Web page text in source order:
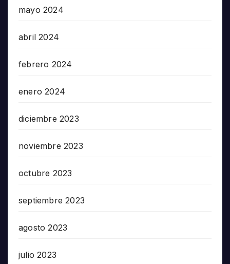
mayo 2024
abril 2024
febrero 2024
enero 2024
diciembre 2023
noviembre 2023
octubre 2023
septiembre 2023
agosto 2023
julio 2023